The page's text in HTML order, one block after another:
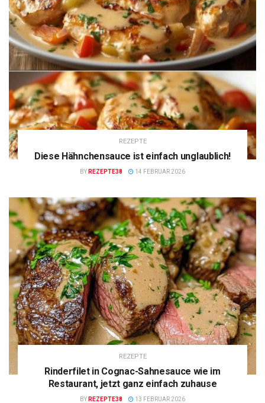
REZEPTE
Diese Hähnchensauce ist einfach unglaublich!
BY REZEPTE38 14 FEBRUAR 2026
REZEPTE
Rinderfilet in Cognac-Sahnesauce wie im
Restaurant, jetzt ganz einfach zuhause
BY REZEPTE38 13 FEBRUAR 2026